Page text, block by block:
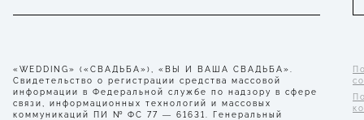
«WEDDING» («СВАДЬБА»), «ВЫ И ВАША СВАДЬБА».
Свидетельство о регистрации средства массовой
информации в Федеральной службе по надзору в сфере
связи, информационных технологий и массовых
коммуникаций ПИ № ФС 77 — 61631. Генеральный